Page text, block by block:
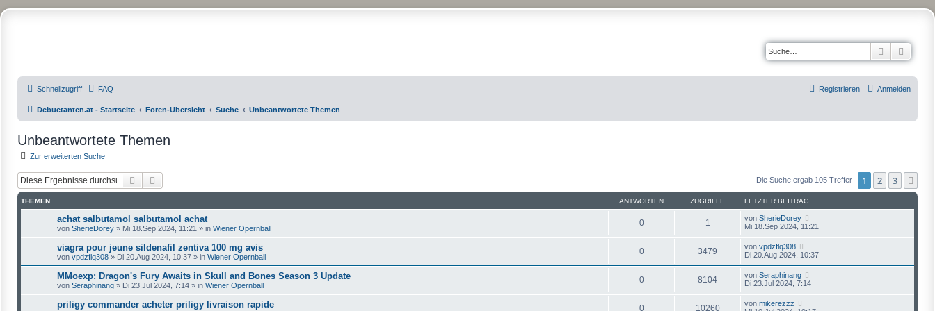
Suche
Schnellzugriff FAQ Anmelden
Registrieren
Debuetanten.at - Startseite Foren-Übersicht Suche Unbeantwortete Themen
Unbeantwortete Themen
Zur erweiterten Suche
Suche Die Suche ergab 105 Treffer 1 2 3
THEMEN ANTWORTEN ZUGRIFFE LETZTER BEITRAG
achat salbutamol salbutamol achat
von SherieDorey » Mi 18.Sep 2024, 11:21 » in Wiener Opernball
0 1 von SherieDorey
Mi 18.Sep 2024, 11:21
viagra pour jeune sildenafil zentiva 100 mg avis
von vpdzflq308 » Di 20.Aug 2024, 10:37 » in Wiener Opernball
0 3479 von vpdzflq308
Di 20.Aug 2024, 10:37
MMoexp: Dragon's Fury Awaits in Skull and Bones Season 3 Update
von Seraphinang » Di 23.Jul 2024, 7:14 » in Wiener Opernball
0 8104 von Seraphinang
Di 23.Jul 2024, 7:14
priligy commander acheter priligy livraison rapide 0 10260 von mikerezzz